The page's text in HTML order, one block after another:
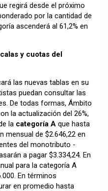
regirá desde el próximo
por la cantidad de
ascenderá al 61,2% en
y cuotas del
las nuevas tablas en su
puedan consultar las
De todas formas, Ámbito
la actualización del 26%,
la categoría A que hasta
mensual de $2.646,22 en
del monotributo -
a pagar $3.334,24. En
para la categoría A
En términos
en promedio hasta